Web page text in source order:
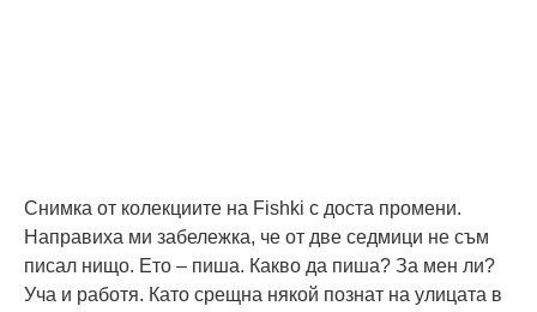
Снимка от колекциите на Fishki с доста промени.
Направиха ми забележка, че от две седмици не съм
писал нищо. Ето – пиша. Какво да пиша? За мен ли?
Уча и работя. Като срещна някой познат на улицата в